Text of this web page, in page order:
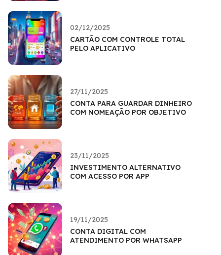
02/12/2025
CARTÃO COM CONTROLE TOTAL
PELO APLICATIVO
27/11/2025
CONTA PARA GUARDAR DINHEIRO
COM NOMEAÇÃO POR OBJETIVO
23/11/2025
INVESTIMENTO ALTERNATIVO
COM ACESSO POR APP
19/11/2025
CONTA DIGITAL COM
ATENDIMENTO POR WHATSAPP